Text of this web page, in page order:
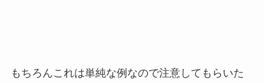
もちろんこれは単純な例なので注意してもらいた